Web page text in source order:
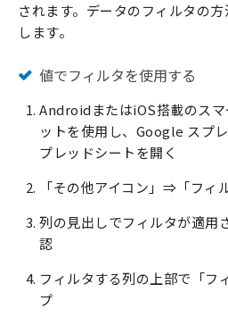
されます。データのフィルタの
します。
値でフィルタを使用する
AndroidまたはiOS搭載のス
ットを使用し、Google スプ
プレッドシートを開く
「その他アイコン」⇒「フィ
列の見出しでフィルタが適用
認
フィルタする列の上部で「フ
プ